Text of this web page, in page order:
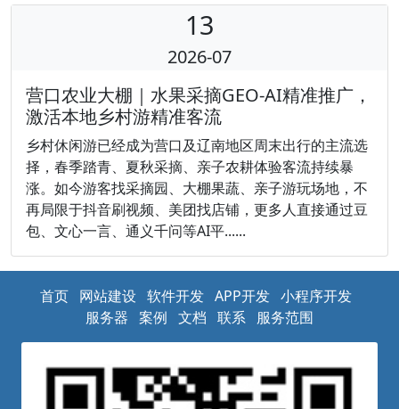
13
2026-07
营口农业大棚｜水果采摘GEO-AI精准推广，
激活本地乡村游精准客流
乡村休闲游已经成为营口及辽南地区周末出行的主流选
择，春季踏青、夏秋采摘、亲子农耕体验客流持续暴
涨。如今游客找采摘园、大棚果蔬、亲子游玩场地，不
再局限于抖音刷视频、美团找店铺，更多人直接通过豆
包、文心一言、通义千问等AI平......
首页 网站建设 软件开发 APP开发 小程序开发
服务器 案例 文档 联系 服务范围